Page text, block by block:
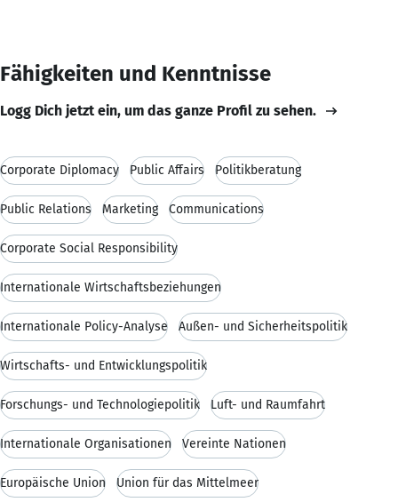
Fähigkeiten und Kenntnisse
Logg Dich jetzt ein, um das ganze Profil zu sehen.
Corporate Diplomacy Public Affairs Politikberatung
Public Relations Marketing Communications
Corporate Social Responsibility
Internationale Wirtschaftsbeziehungen
Internationale Policy-Analyse Außen- und Sicherheitspolitik
Wirtschafts- und Entwicklungspolitik
Forschungs- und Technologiepolitik Luft- und Raumfahrt
Internationale Organisationen Vereinte Nationen
Europäische Union Union für das Mittelmeer